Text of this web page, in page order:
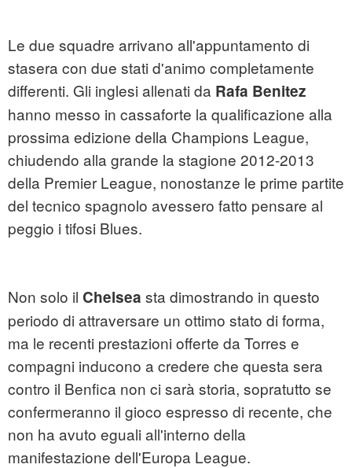
Le due squadre arrivano all'appuntamento di
stasera con due stati d'animo completamente
differenti. Gli inglesi allenati da Rafa Benitez
hanno messo in cassaforte la qualificazione alla
prossima edizione della Champions League,
chiudendo alla grande la stagione 2012-2013
della Premier League, nonostanze le prime partite
del tecnico spagnolo avessero fatto pensare al
peggio i tifosi Blues.
Non solo il Chelsea sta dimostrando in questo
periodo di attraversare un ottimo stato di forma,
ma le recenti prestazioni offerte da Torres e
compagni inducono a credere che questa sera
contro il Benfica non ci sarà storia, sopratutto se
confermeranno il gioco espresso di recente, che
non ha avuto eguali all'interno della
manifestazione dell'Europa League.